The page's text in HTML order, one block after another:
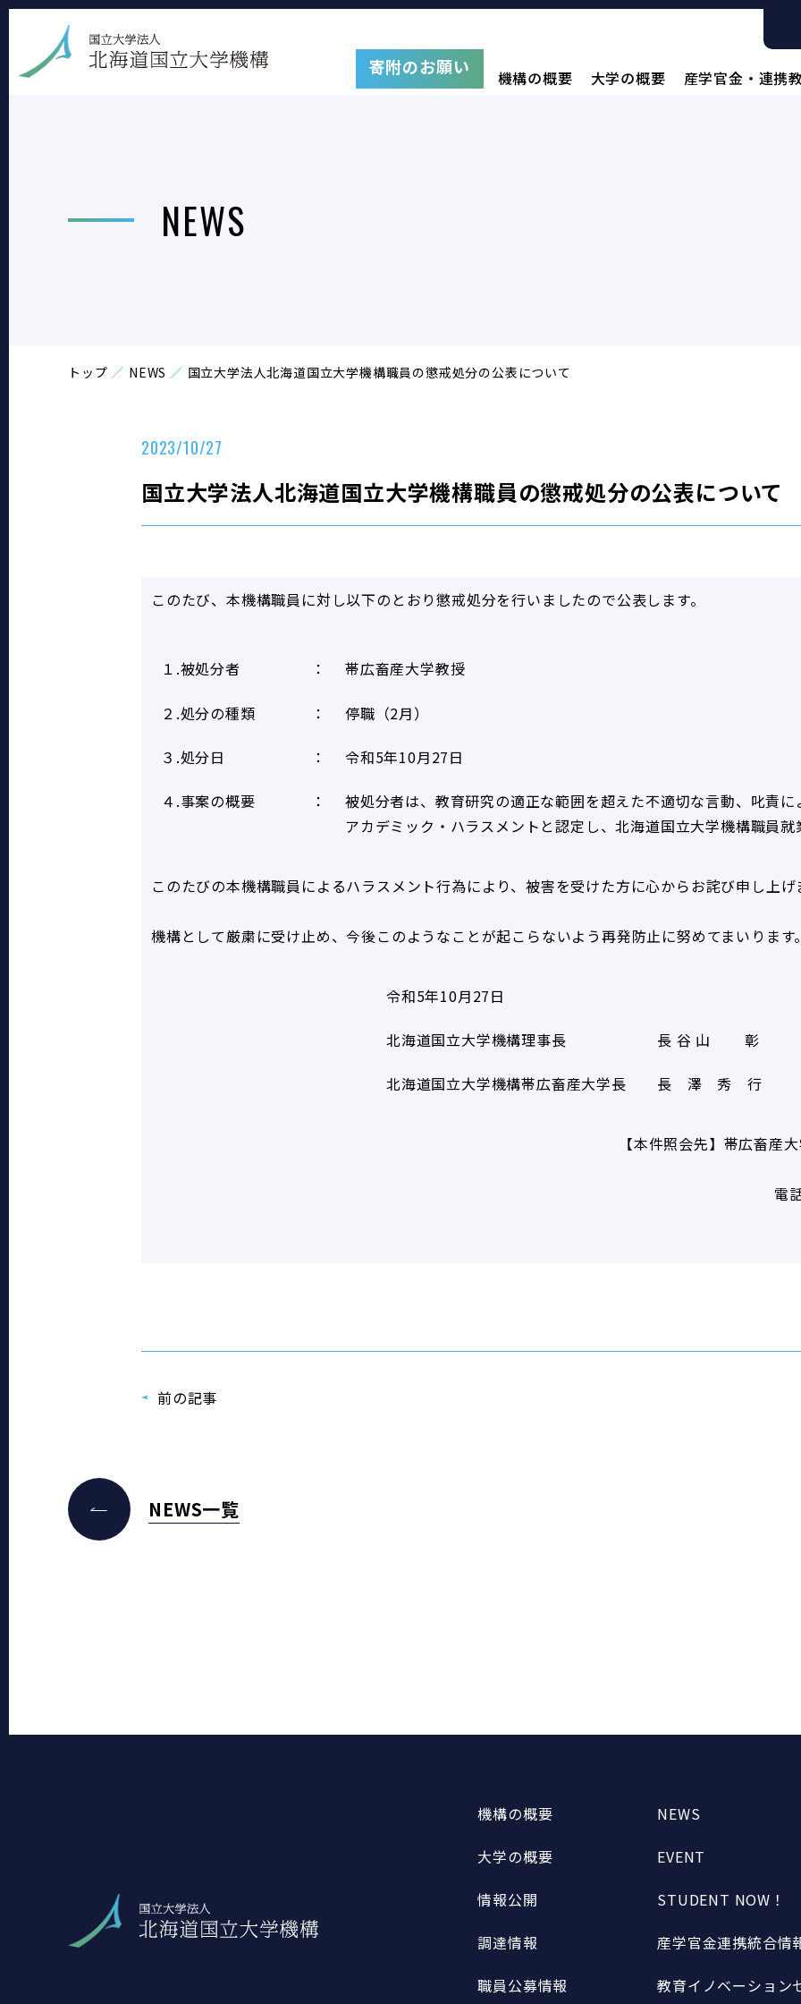
寄附のお願い 機構の概要 大学の概要 産学官金・連携
NEWS
トップ NEWS 国立大学法人北海道国立大学機構職員の懲戒処分の公表について
2023/10/27
国立大学法人北海道国立大学機構職員の懲戒処分の公表について
このたび、本機構職員に対し以下のとおり懲戒処分を行いましたので公表します。
１.被処分者 ： 帯広畜産大学教授
２.処分の種類 ： 停職（2月）
３.処分日 ： 令和5年10月27日
４.事案の概要 ：
被処分者は、教育研究の適正な範囲を超えた不適切な言動、叱責
アカデミック・ハラスメントと認定し、北海道国立大学機構職員
このたびの本機構職員によるハラスメント行為により、被害を受けた方に心からお詫び申し上げ
機構として厳粛に受け止め、今後このようなことが起こらないよう再発防止に努めてまいります
令和5年10月27日
北海道国立大学機構理事長 長 谷 山　 　彰
北海道国立大学機構帯広畜産大学長 長　澤　秀　行
【本件照会先】帯広畜産
電
前の記事
NEWS一覧
機構の概要
大学の概要
情報公開
調達情報
職員公募情報
NEWS
EVENT
STUDENT NOW！
産学官金連携統合情
教育イノベーション